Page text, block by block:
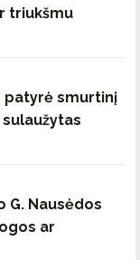
triukšmu
patyrė smurtinį
G. Nausėdos
ar